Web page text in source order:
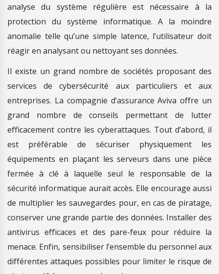
analyse du système régulière est nécessaire à la
protection du système informatique. A la moindre
anomalie telle qu’une simple latence, l’utilisateur doit
réagir en analysant ou nettoyant ses données.
Il existe un grand nombre de sociétés proposant des
services de cybersécurité aux particuliers et aux
entreprises. La compagnie d’assurance Aviva offre un
grand nombre de conseils permettant de lutter
efficacement contre les cyberattaques. Tout d’abord, il
est préférable de sécuriser physiquement les
équipements en plaçant les serveurs dans une pièce
fermée à clé à laquelle seul le responsable de la
sécurité informatique aurait accès. Elle encourage aussi
de multiplier les sauvegardes pour, en cas de piratage,
conserver une grande partie des données. Installer des
antivirus efficaces et des pare-feux pour réduire la
menace. Enfin, sensibiliser l’ensemble du personnel aux
différentes attaques possibles pour limiter le risque de